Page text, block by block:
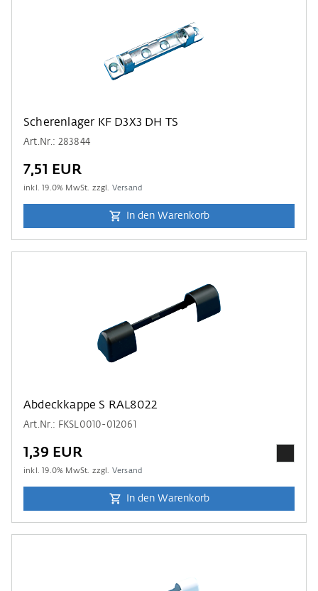
Scherenlager KF D3X3 DH TS
Art.Nr.: 283844
7,51 EUR
inkl.19.0% MwSt. zzgl. Versand
In den Warenkorb
Abdeckkappe S RAL8022
Art.Nr.: FKSL0010-012061
1,39 EUR
inkl.19.0% MwSt. zzgl. Versand
In den Warenkorb